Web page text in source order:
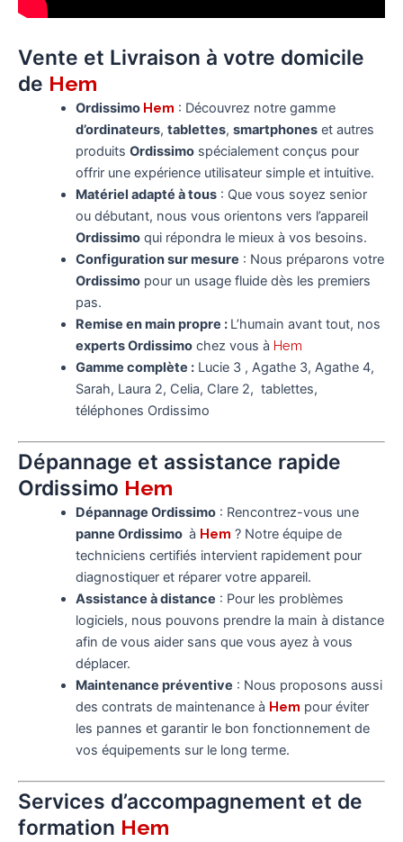
Vente et Livraison à votre domicile
de Hem
Ordissimo Hem : Découvrez notre gamme
d’ordinateurs, tablettes, smartphoneset autres
produits Ordissimospécialement conçus pour
offrir une expérience utilisateur simple et intuitive.
Matériel adapté à tous: Que vous soyez senior
ou débutant, nous vous orientons vers l’appareil
Ordissimoqui répondra le mieux à vos besoins.
Configuration sur mesure : Nous préparons votre
Ordissimopour un usage fluide dès les premiers
pas.
Remise en main propre : L’humain avant tout, nos
experts Ordissimochez vous à Hem
Gamme complète :Lucie 3 , Agathe 3, Agathe 4,
Sarah, Laura 2, Celia, Clare 2, tablettes,
téléphones Ordissimo
Dépannage et assistance rapide
Ordissimo Hem
Dépannage Ordissimo: Rencontrez-vous une
panne Ordissimoà Hem ? Notre équipe de
techniciens certifiés intervient rapidement pour
diagnostiquer et réparer votre appareil.
Assistance à distance : Pour les problèmes
logiciels, nous pouvons prendre la main à distance
afin de vous aider sans que vous ayez à vous
déplacer.
Maintenance préventive : Nous proposons aussi
des contrats de maintenance à Hem pour éviter
les pannes et garantir le bon fonctionnement de
vos équipements sur le long terme.
Services d’accompagnement et de
formation Hem